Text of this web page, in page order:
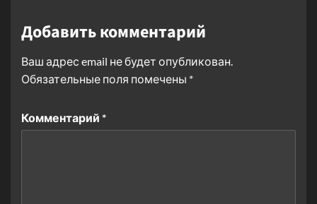
Добавить комментарий
Ваш адрес email не будет опубликован.
Обязательные поля помечены *
Комментарий *